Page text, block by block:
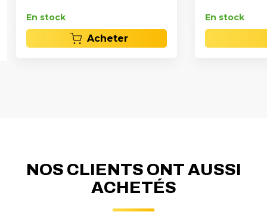
En stock
Acheter
En stock
NOS CLIENTS ONT AUSSI
ACHETÉS